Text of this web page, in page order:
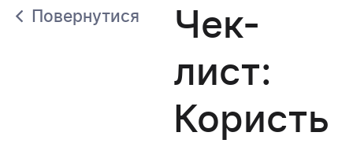
Повернутися
Чек-
лист:
Користь